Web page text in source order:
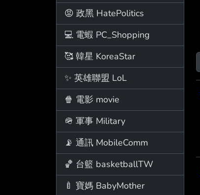
😡 政黑 HatePolitics
💻 電蝦 PC_Shopping
🥰 韓星 KoreaStar
✨ 英雄聯盟 LoL
🍿 電影 movie
🪖 軍事 Military
📡 通訊 MobileComm
🏀 台籃 basketballTW
🍼 寶媽 BabyMother